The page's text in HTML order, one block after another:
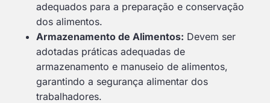
adequados para a preparação e conservação
dos alimentos.
Armazenamento de Alimentos: Devem ser
adotadas práticas adequadas de
armazenamento e manuseio de alimentos,
garantindo a segurança alimentar dos
trabalhadores.